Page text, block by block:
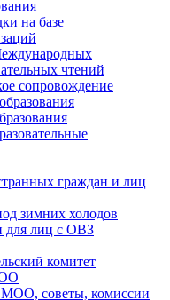
на базе
чтений
сопровождение
граждан и лиц
зимних холодов
для лиц с ОВЗ
комитет
МОО, советы, комиссии